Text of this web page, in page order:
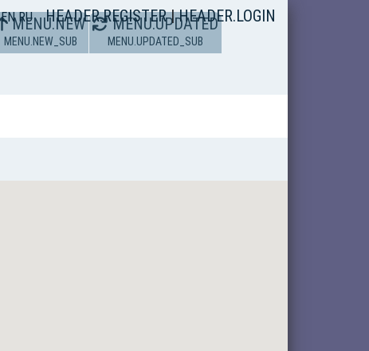
ENRU HEADER.REGISTER|HEADER.LOGIN
MENU.NEW
MENU.NEW_SUB
MENU.UPDATED
MENU.UPDATED_SUB